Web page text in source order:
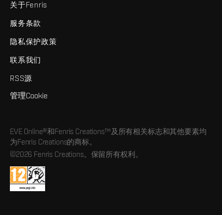
关于Fenris
服务条款
隐私保护政策
联系我们
RSS源
管理Cookie
EVE Online®和Fenris Creations™及所有相关标志和其他要素均
为Fenris Creations的商标。
©2026 Fenris Creations。保留所有权利。